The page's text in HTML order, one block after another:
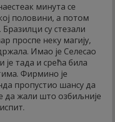
минута се
половини, а потом
су стезали
проспе неку магију,
Имао је Селесао
је тада и срећа била
Фирмино је
пропустио шансу да
да жали што озбиљније